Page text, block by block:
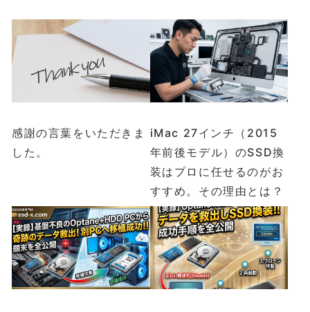
感謝の言葉をいただきま
した。
iMac 27インチ（2015
年前後モデル）のSSD換
装はプロに任せるのがお
すすめ。その理由とは？